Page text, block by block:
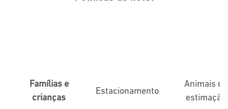
Famílias e
crianças
Estacionamento
Animais de
estimação